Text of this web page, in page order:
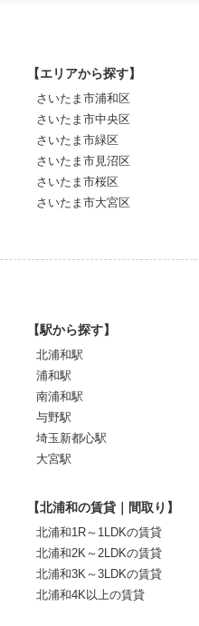
【エリアから探す】
さいたま市浦和区
さいたま市中央区
さいたま市緑区
さいたま市見沼区
さいたま市桜区
さいたま市大宮区
【駅から探す】
北浦和駅
浦和駅
南浦和駅
与野駅
埼玉新都心駅
大宮駅
【北浦和の賃貸｜間取り】
北浦和1R～1LDKの賃貸
北浦和2K～2LDKの賃貸
北浦和3K～3LDKの賃貸
北浦和4K以上の賃貸